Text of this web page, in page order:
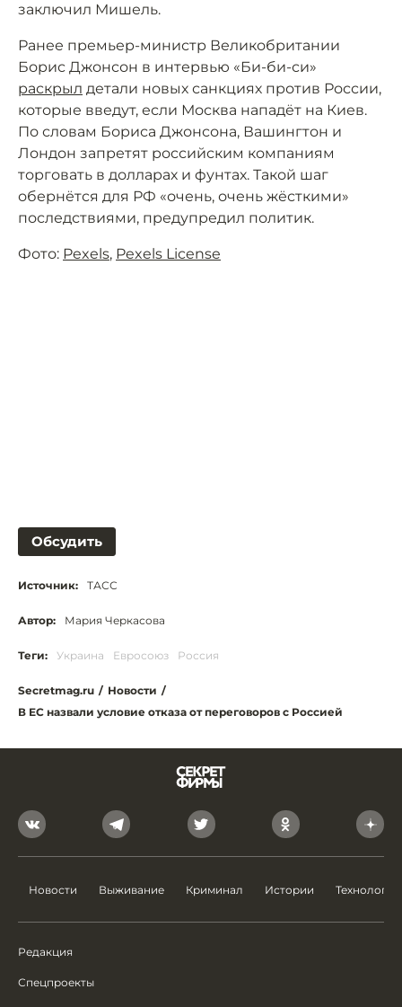
заключил Мишель.
Ранее премьер-министр Великобритании
Борис Джонсон в интервью «Би-би-си»
раскрыл детали новых санкциях против России,
которые введут, если Москва нападёт на Киев.
По словам Бориса Джонсона, Вашингтон и
Лондон запретят российским компаниям
торговать в долларах и фунтах. Такой шаг
обернётся для РФ «очень, очень жёсткими»
последствиями, предупредил политик.
Фото: Pexels, Pexels License
Обсудить
Источник: ТАСС
Автор: Мария Черкасова
Теги: Украина Евросоюз Россия
Secretmag.ru / Новости /
В ЕС назвали условие отказа от переговоров с Россией
Новости Выживание Криминал Истории Технологии
Редакция
Спецпроекты